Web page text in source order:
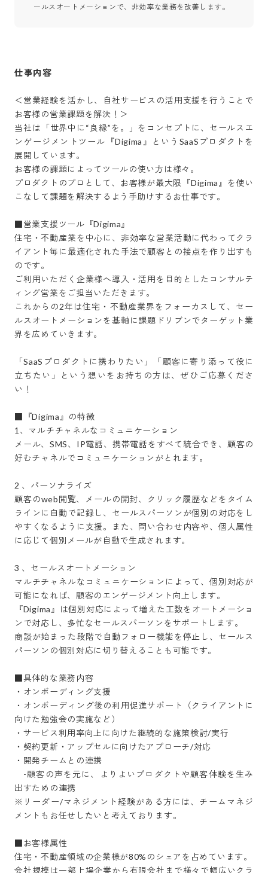
ールスオートメーションで、非効率な業務を改善します。
仕事内容
＜営業経験を活かし、自社サービスの活用支援を行うことで
お客様の営業課題を解決！＞
当社は「世界中に“良縁”を。」をコンセプトに、セールスエ
ンゲージメントツール『Digima』というSaaSプロダクトを
展開しています。
お客様の課題によってツールの使い方は様々。
プロダクトのプロとして、お客様が最大限『Digima』を使い
こなして課題を解決するよう手助けするお仕事です。
■営業支援ツール『Digima』
住宅・不動産業を中心に、非効率な営業活動に代わってクラ
イアント毎に最適化された手法で顧客との接点を作り出すも
のです。
ご利用いただく企業様へ導入・活用を目的としたコンサルテ
ィング営業をご担当いただきます。
これからの2年は住宅・不動産業界をフォーカスして、セー
ルスオートメーションを基軸に課題ドリブンでターゲット業
界を広めていきます。
「SaaSプロダクトに携わりたい」「顧客に寄り添って役に
立ちたい」という想いをお持ちの方は、ぜひご応募くださ
い！
■『Digima』の特徴
1、マルチチャネルなコミュニケーション
メール、SMS、IP電話、携帯電話をすべて統合でき、顧客の
好むチャネルでコミュニケーションがとれます。
2 、パーソナライズ
顧客のweb閲覧、メールの開封、クリック履歴などをタイム
ラインに自動で記録し、セールスパーソンが個別の対応をし
やすくなるように支援。また、問い合わせ内容や、個人属性
に応じて個別メールが自動で生成されます。
3 、セールスオートメーション
マルチチャネルなコミュニケーションによって、個別対応が
可能になれば、顧客のエンゲージメント向上します。
『Digima』は個別対応によって増えた工数をオートメーショ
ンで対応し、多忙なセールスパーソンをサポートします。
商談が始まった段階で自動フォロー機能を停止し、セールス
パーソンの個別対応に切り替えることも可能です。
■具体的な業務内容
・オンボーディング支援
・オンボーディング後の利用促進サポート（クライアントに
向けた勉強会の実施など）
・サービス利用率向上に向けた継続的な施策検討/実行
・契約更新・アップセルに向けたアプローチ/対応
・開発チームとの連携
-顧客の声を元に、よりよいプロダクトや顧客体験を生み
出すための連携
※リーダー/マネジメント経験がある方には、チームマネジ
メントもお任せしたいと考えております。
■お客様属性
住宅・不動産領域の企業様が80%のシェアを占めています。
会社規模は一部上場企業から有限会社まで様々で幅広いクラ